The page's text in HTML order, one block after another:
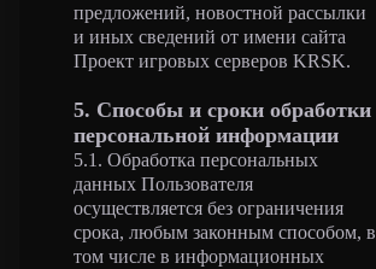
предложений, новостной рассылки
и иных сведений от имени сайта
Проект игровых серверов KRSK.
5. Способы и сроки обработки
персональной информации
5.1. Обработка персональных
данных Пользователя
осуществляется без ограничения
срока, любым законным способом, в
том числе в информационных